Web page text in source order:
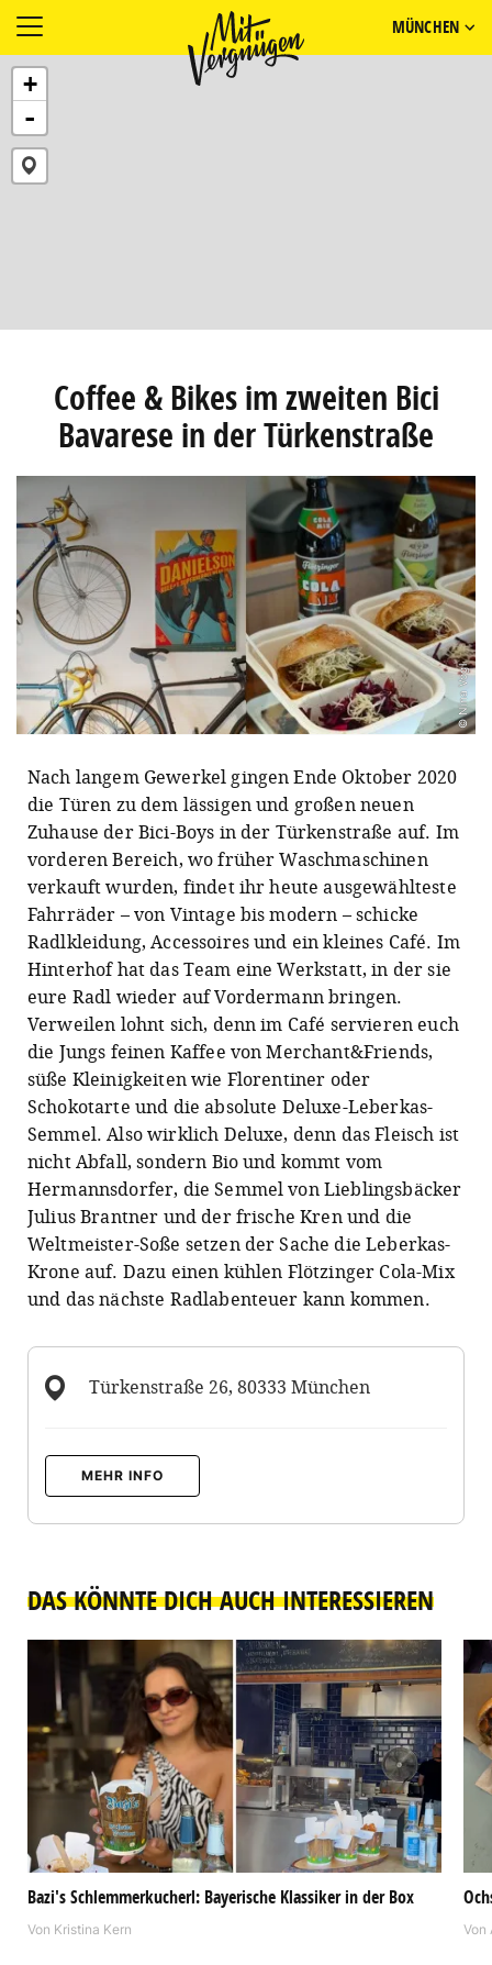
MÜNCHEN
+
-
Coffee & Bikes im zweiten Bici
Bavarese in der Türkenstraße
© Nina Vogl
Nach langem Gewerkel gingen Ende Oktober 2020
die Türen zu dem lässigen und großen neuen
Zuhause der Bici-Boys in der Türkenstraße auf. Im
vorderen Bereich, wo früher Waschmaschinen
verkauft wurden, findet ihr heute ausgewählteste
Fahrräder – von Vintage bis modern – schicke
Radlkleidung, Accessoires und ein kleines Café. Im
Hinterhof hat das Team eine Werkstatt, in der sie
eure Radl wieder auf Vordermann bringen.
Verweilen lohnt sich, denn im Café servieren euch
die Jungs feinen Kaffee von Merchant&Friends,
süße Kleinigkeiten wie Florentiner oder
Schokotarte und die absolute Deluxe-Leberkas-
Semmel. Also wirklich Deluxe, denn das Fleisch ist
nicht Abfall, sondern Bio und kommt vom
Hermannsdorfer, die Semmel von Lieblingsbäcker
Julius Brantner und der frische Kren und die
Weltmeister-Soße setzen der Sache die Leberkas-
Krone auf. Dazu einen kühlen Flötzinger Cola-Mix
und das nächste Radlabenteuer kann kommen.
Türkenstraße 26, 80333 München
MEHR INFO
DAS KÖNNTE DICH AUCH INTERESSIEREN
Bazi's Schlemmerkucherl: Bayerische Klassiker in der Box
Von Kristina Kern Von